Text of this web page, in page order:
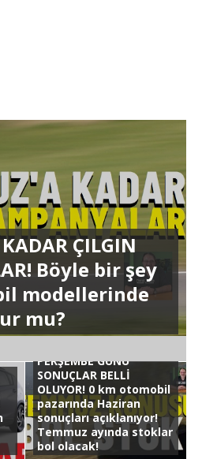
ÇILGIN
Böyle bir şey
modellerinde
mu?
PERŞEMBE GÜNÜ
SONUÇLAR BELLİ
OLUYOR! 0 km otomobil
pazarında Haziran
sonuçları açıklanıyor!
Temmuz ayında stoklar
bol olacak!